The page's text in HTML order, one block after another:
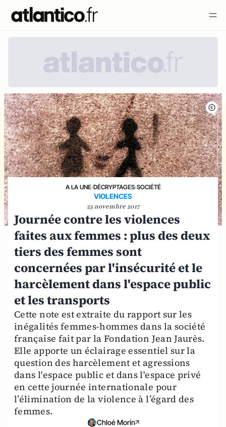
A LA UNE›DÉCRYPTAGES›SOCIÉTÉ
VIOLENCES
25 novembre 2017
Journée contre les violences
faites aux femmes : plus des deux
tiers des femmes sont
concernées par l'insécurité et le
harcèlement dans l'espace public
et les transports
Cette note est extraite du rapport sur les
inégalités femmes-hommes dans la société
française fait par la Fondation Jean Jaurès.
Elle apporte un éclairage essentiel sur la
question des harcèlement et agressions
dans l'espace public et dans l'espace privé
en cette journée internationale pour
l’élimination de la violence à l’égard des
femmes.
Chloé Morin